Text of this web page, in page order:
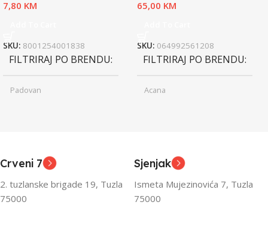
7,80 KM
SKU: 8001254001838
FILTRIRAJ PO BRENDU
Padovan
FILTRIRAJ PO TEŽINI
65,00 KM
SKU: 064992561208
FILTRIRAJ PO BRENDU
Acana
FILTRIRAJ PO TEŽINI
Crveni 7
2. tuzlanske brigade 19, Tuzla
75000
Sjenjak
Ismeta Mujezinovića 7, Tuzla
75000